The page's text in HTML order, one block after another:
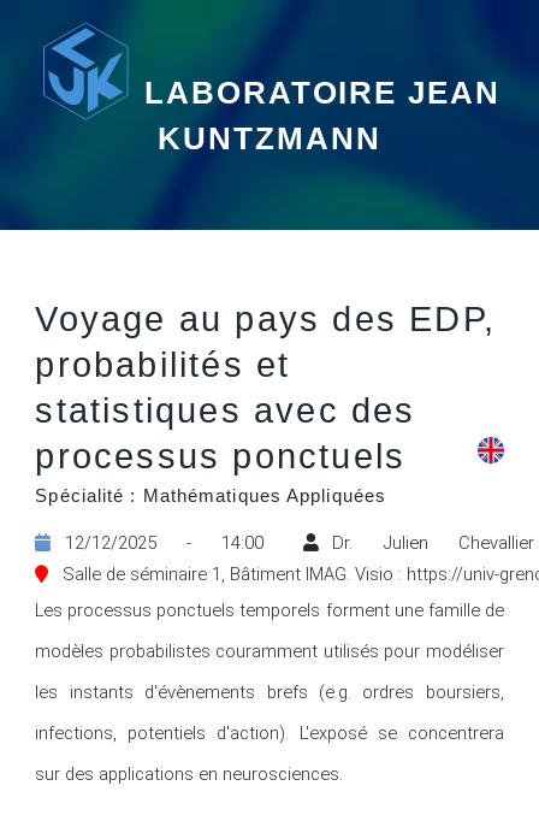
LABORATOIRE JEAN
KUNTZMANN
Voyage au pays des EDP,
probabilités et
statistiques avec des
processus ponctuels
Spécialité : Mathématiques Appliquées
12/12/2025 - 14:00
Dr. Julien
Salle de séminaire 1, Bâtiment IMAG. Visio : https://univ-
Les processus ponctuels temporels forment une famille de
modèles probabilistes couramment utilisés pour modéliser
les instants d'évènements brefs (e.g. ordres boursiers,
infections, potentiels d'action). L'exposé se concentrera
sur des applications en neurosciences.